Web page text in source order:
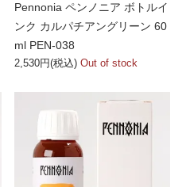
Pennonia ペンノニア ボトルイ
ンク カルパチアングリーン 60
ml PEN-038
2,530円(税込) Out of stock